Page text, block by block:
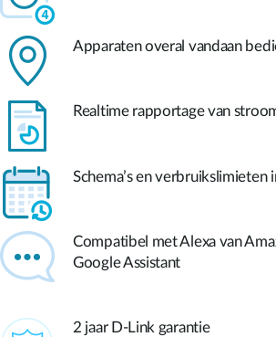
Apparaten overal vandaan
Realtime rapportage van
Schema’s en verbruikslimieten
Compatibel met Alexa van
Google Assistant
2 jaar D-Link garantie